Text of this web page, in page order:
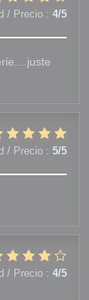
/ Precio : 4/5
/ Precio : 5/5
/ Precio : 4/5